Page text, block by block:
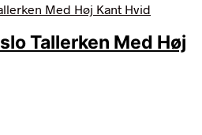
Tallerken Med Høj